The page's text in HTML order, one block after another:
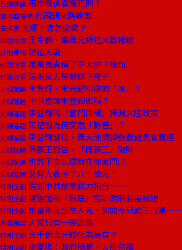
石頭評論 兩岸關係春暖花開？
商場自慢塾 虎頭鍘末路輓歌
去梯言 天哪！會怎麼變？
封面故事 王令麟、辜啟允頻道大戰秘錄
其他專欄 頻道大戰
封面故事 蕭萬長責備了李大維「幾句」
封面故事 這兩家人早就結下樑子
火線話題 李登輝、李光耀相敬如「冰」？
火線話題 中共會讓李登輝如願？
火線話題 李登輝的「奮鬥目標」獨漏大陸政策
火線話題 宋楚瑜為何突然「靜音」？
火線話題 李登輝發功，黃大洲擠掉張豐緒奧會寶座
火線話題 海霸王怒告，「假霸王」破財
火線話題 也許下次氣爆就在你家門口
火線話題 又有人貪污了八十億元？
特別企劃 假如中共放棄武力犯台……
特別企劃 蔣經國的「臥底」控訴政府趕盡殺絕
特別企劃 想當年我出生入死，到如今只給三百萬……
產業風雲 人類只有一條出路
特別企劃 三千億血汗錢化為烏有？
特別企劃 廖慶隆：政府穩賺，人民包贏